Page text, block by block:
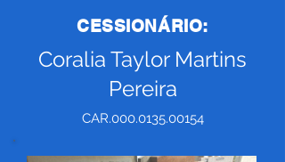
CESSIONÁRIO:
Coralia Taylor Martins
Pereira
CAR.000.0135.00154